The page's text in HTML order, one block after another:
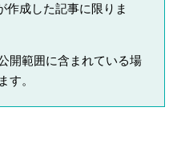
作成した記事に限りま
開範囲に含まれている場
す。